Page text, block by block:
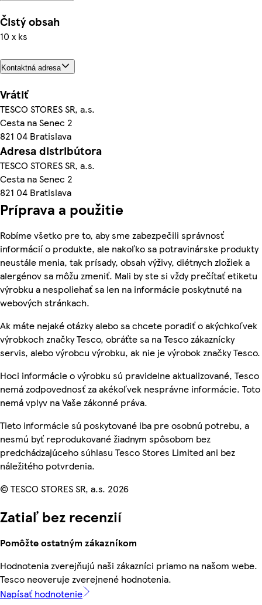
Čistý obsah
10 x ks
Kontaktná adresa
Vrátiť
TESCO STORES SR, a.s.
Cesta na Senec 2
821 04 Bratislava
Adresa distribútora
TESCO STORES SR, a.s.
Cesta na Senec 2
821 04 Bratislava
Príprava a použitie
Robíme všetko pre to, aby sme zabezpečili správnosť
informácií o produkte, ale nakoľko sa potravinárske produkty
neustále menia, tak prísady, obsah výživy, diétnych zložiek a
alergénov sa môžu zmeniť. Mali by ste si vždy prečítať etiketu
výrobku a nespoliehať sa len na informácie poskytnuté na
webových stránkach.
Ak máte nejaké otázky alebo sa chcete poradiť o akýchkoľvek
výrobkoch značky Tesco, obráťte sa na Tesco zákaznícky
servis, alebo výrobcu výrobku, ak nie je výrobok značky Tesco.
Hoci informácie o výrobku sú pravidelne aktualizované, Tesco
nemá zodpovednosť za akékoľvek nesprávne informácie. Toto
nemá vplyv na Vaše zákonné práva.
Tieto informácie sú poskytované iba pre osobnú potrebu, a
nesmú byť reprodukované žiadnym spôsobom bez
predchádzajúceho súhlasu Tesco Stores Limited ani bez
náležitého potvrdenia.
© TESCO STORES SR, a.s. 2026
Zatiaľ bez recenzií
Pomôžte ostatným zákazníkom
Hodnotenia zverejňujú naši zákazníci priamo na našom webe.
Tesco neoveruje zverejnené hodnotenia.
Napísať hodnotenie